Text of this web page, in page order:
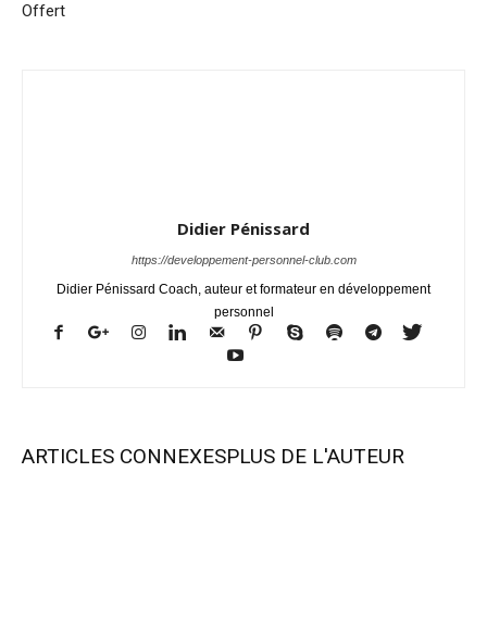
Offert
Didier Pénissard
https://developpement-personnel-club.com
Didier Pénissard Coach, auteur et formateur en développement
personnel
ARTICLES CONNEXESPLUS DE L'AUTEUR